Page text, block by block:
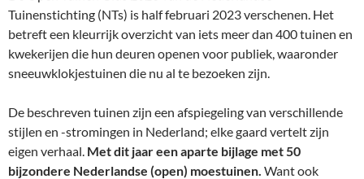
Tuinenstichting (NTs) is half februari 2023 verschenen. Het
betreft een kleurrijk overzicht van iets meer dan 400 tuinen en
kwekerijen die hun deuren openen voor publiek, waaronder
sneeuwklokjestuinen die nu al te bezoeken zijn.
De beschreven tuinen zijn een afspiegeling van verschillende
stijlen en -stromingen in Nederland; elke gaard vertelt zijn
eigen verhaal. Met dit jaar een aparte bijlage met 50
bijzondere Nederlandse (open) moestuinen. Want ook